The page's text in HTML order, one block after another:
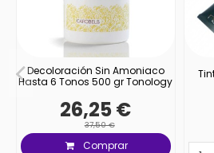
Decoloración Sin Amoniaco
Hasta 6 Tonos 500 gr Tonology
26,25 €
37,50 €
Comprar